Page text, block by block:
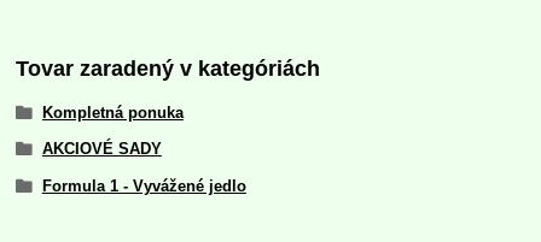
Tovar zaradený v kategóriách
Kompletná ponuka
AKCIOVÉ SADY
Formula 1 - Vyvážené jedlo